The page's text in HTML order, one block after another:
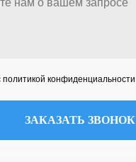
политикой конфиденциальности
ЗАКАЗАТЬ ЗВОНОК